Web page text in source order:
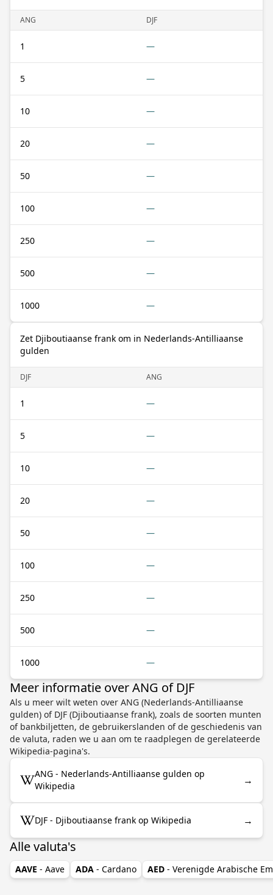
ANG DJF
1 —
5 —
10 —
20 —
50 —
100 —
250 —
500 —
1000 —
Zet Djiboutiaanse frank om in Nederlands-Antilliaanse
gulden
DJF ANG
1 —
5 —
10 —
20 —
50 —
100 —
250 —
500 —
1000 —
Meer informatie over ANG of DJF
Als u meer wilt weten over ANG (Nederlands-Antilliaanse
gulden) of DJF (Djiboutiaanse frank), zoals de soorten munten
of bankbiljetten, de gebruikerslanden of de geschiedenis van
de valuta, raden we u aan om te raadplegen de gerelateerde
Wikipedia-pagina's.
ANG - Nederlands-Antilliaanse gulden op
Wikipedia
→
DJF - Djiboutiaanse frank op Wikipedia →
Alle valuta's
AAVE - Aave ADA - Cardano AED - Verenigde Arabische